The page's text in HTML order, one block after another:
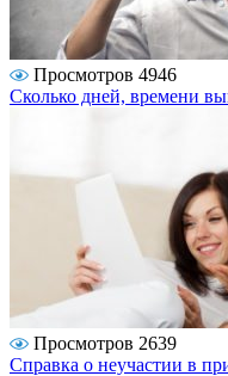
Просмотров 4946
Сколько дней, времени
Просмотров 2639
Справка о неучастии в